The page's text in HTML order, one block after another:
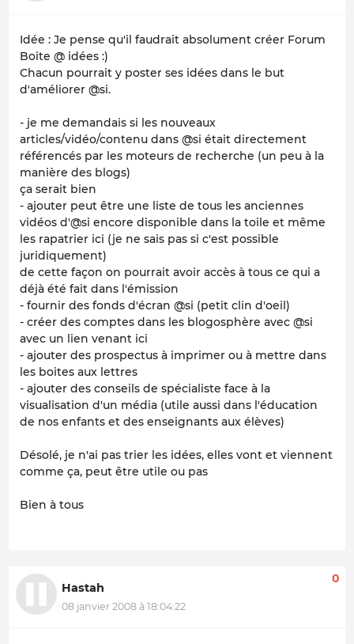
Idée : Je pense qu'il faudrait absolument créer Forum
Boite @ idées :)
Chacun pourrait y poster ses idées dans le but
d'améliorer @si.
- je me demandais si les nouveaux
articles/vidéo/contenu dans @si était directement
référencés par les moteurs de recherche (un peu à la
manière des blogs)
ça serait bien
- ajouter peut être une liste de tous les anciennes
vidéos d'@si encore disponible dans la toile et même
les rapatrier ici (je ne sais pas si c'est possible
juridiquement)
de cette façon on pourrait avoir accès à tous ce qui a
déjà été fait dans l'émission
- fournir des fonds d'écran @si (petit clin d'oeil)
- créer des comptes dans les blogosphère avec @si
avec un lien venant ici
- ajouter des prospectus à imprimer ou à mettre dans
les boites aux lettres
- ajouter des conseils de spécialiste face à la
visualisation d'un média (utile aussi dans l'éducation
de nos enfants et des enseignants aux élèves)
Désolé, je n'ai pas trier les idées, elles vont et viennent
comme ça, peut être utile ou pas
Bien à tous
Hastah
08 janvier 2008 à 18:04:22
0